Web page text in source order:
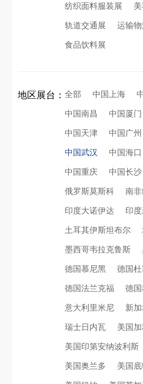
纺织面料服装展
轨道交通展 运输
食品饮料展
地区展台： 全部 中国上海
中国南昌 中国厦门
中国天津 中国广州
中国武汉 中国海口
中国重庆 中国长沙
俄罗斯莫斯科 南
印度大诺伊达 印
土耳其伊斯坦布尔
墨西哥韦拉克鲁斯
德国慕尼黑 德国
德国法兰克福 德
意大利里米尼 新
瑞士日内瓦 美国
美国印第安纳波利斯
美国奥兰多 美国